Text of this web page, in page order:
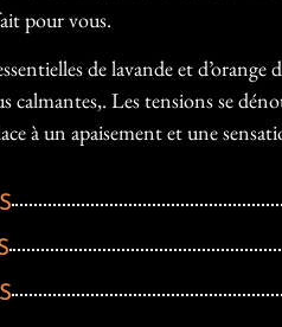
pour vous.
de lavande et
calmantes,. Les tensions se
à un apaisement et une